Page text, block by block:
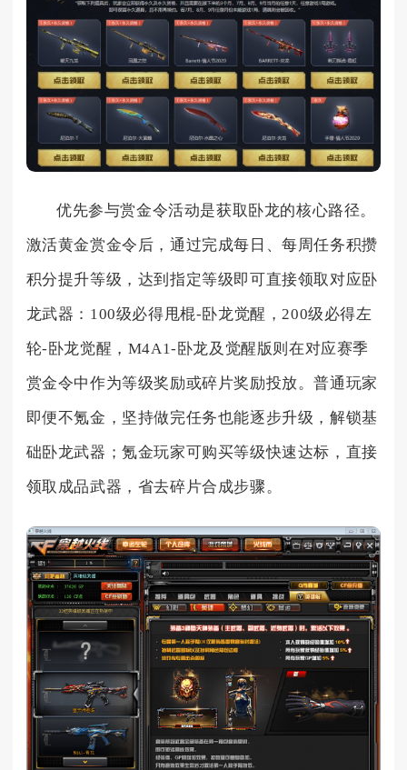
优先参与赏金令活动是获取卧龙的核心路径。
激活黄金赏金令后，通过完成每日、每周任务积攒
积分提升等级，达到指定等级即可直接领取对应卧
龙武器：100级必得甩棍-卧龙觉醒，200级必得左
轮-卧龙觉醒，M4A1-卧龙及觉醒版则在对应赛季
赏金令中作为等级奖励或碎片奖励投放。普通玩家
即便不氪金，坚持做完任务也能逐步升级，解锁基
础卧龙武器；氪金玩家可购买等级快速达标，直接
领取成品武器，省去碎片合成步骤。